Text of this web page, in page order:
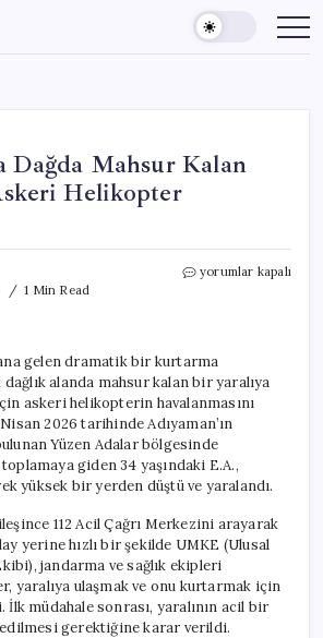
Dağda Mahsur Kalan
Helikopter
1 Min Read
Adıyaman’da
İçin
Askeri
Helikopter
Seferberliği
için
yorumlar kapalı
gelen dramatik bir kurtarma
alanda mahsur kalan bir yaralıya
askeri helikopterin havalanmasını
2026 tarihinde Adıyaman’ın
Yüzen Adalar bölgesinde
giden 34 yaşındaki E.A.,
yüksek bir yerden düştü ve yaralandı.
112 Acil Çağrı Merkezini arayarak
yerine hızlı bir şekilde UMKE (Ulusal
jandarma ve sağlık ekipleri
yaralıya ulaşmak ve onu kurtarmak için
müdahale sonrası, yaralının acil bir
gerektiğine karar verildi.